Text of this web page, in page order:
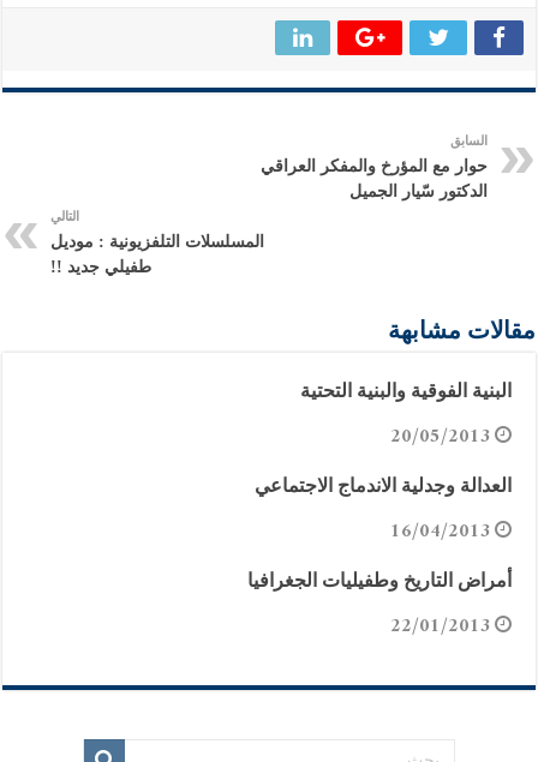
السابق
حوار مع المؤرخ والمفكر العراقي
الدكتور سّيار الجميل
التالي
المسلسلات التلفزيونية : موديل
طفيلي جديد !!
مقالات مشابهة
البنية الفوقية والبنية التحتية
20/05/2013
العدالة وجدلية الاندماج الاجتماعي
16/04/2013
أمراض التاريخ وطفيليات الجغرافيا
22/01/2013